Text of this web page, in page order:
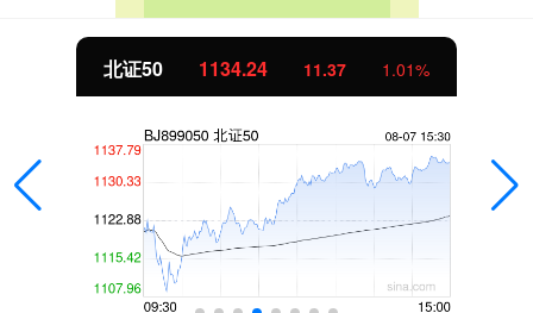
创业板指 3563.12 47.56 1.35%